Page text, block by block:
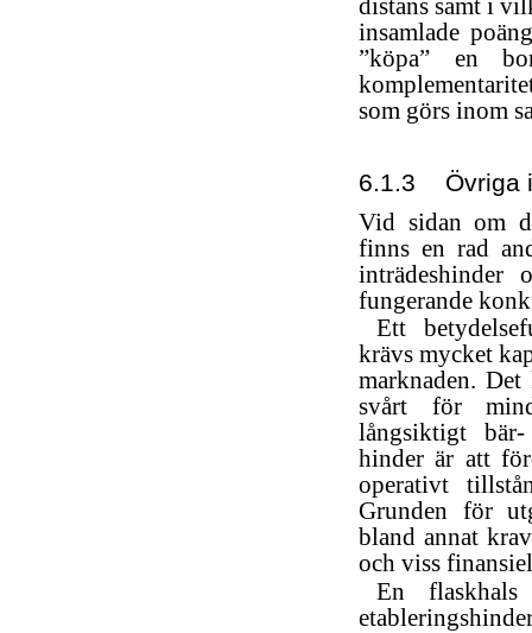
distans samt i
insamlade
”köpa” en
som görs inom
6.1.3 Övriga
Vid sidan om
finns en rad
inträdeshinder
fungerande
Ett
krävs mycket
marknaden.
svårt för
långsiktigt
hinder är att
operativt
Grunden för
bland annat
och viss
En